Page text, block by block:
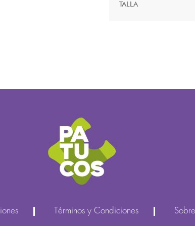
TALLA
Términos y Condiciones